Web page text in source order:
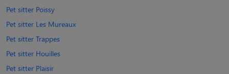
Pet sitter Poissy
Pet sitter Les Mureaux
Pet sitter Trappes
Pet sitter Houilles
Pet sitter Plaisir